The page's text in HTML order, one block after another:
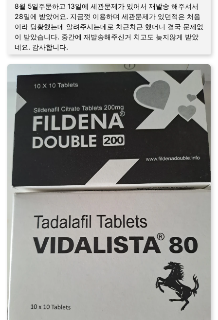
8월 5일주문하고 13일에 세관문제가 있어서 재발송 해주셔서
28일에 받았어요. 지금껏 이용하며 세관문제가 있던적은 처음
이라 당황했는데 알려주시는데로 차근차근 했더니 결국 문제없
이 받았습니다. 중간에 재발송해주신거 치고도 늦지않게 받았
네요. 감사합니다.